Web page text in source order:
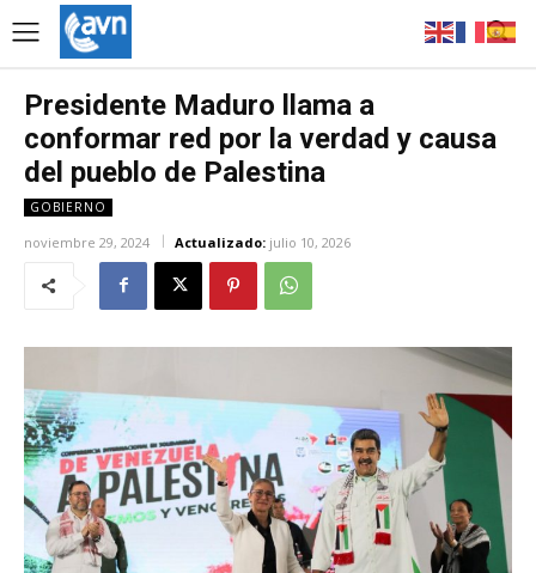
Presidente Maduro llama a
conformar red por la verdad y causa
del pueblo de Palestina
GOBIERNO
noviembre 29, 2024 Actualizado: julio 10, 2026